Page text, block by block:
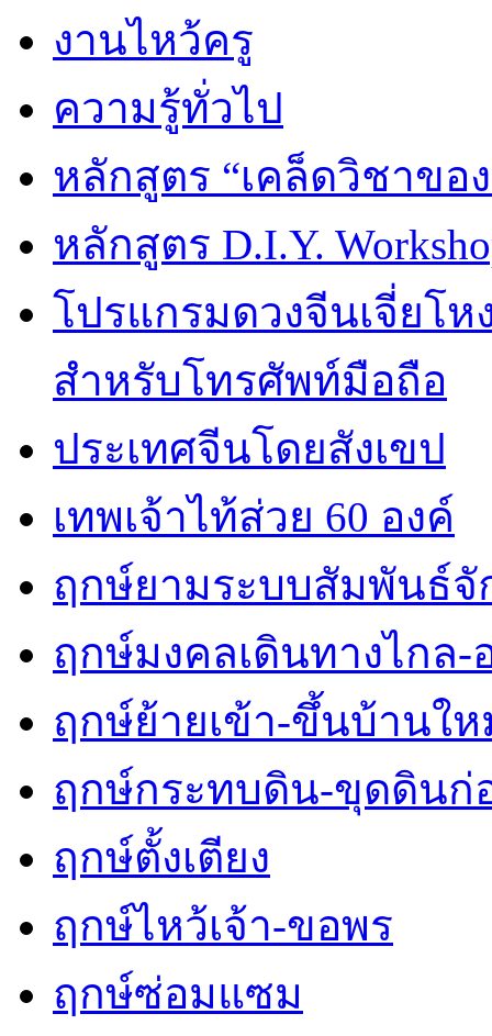
งานไหว้ครู
ความรู้ทั่วไป
หลักสูตร “เคล็ดวิชาขอ
หลักสูตร D.I.Y.
โปรแกรมดวงจีนเจี่ยโห
สำหรับโทรศัพท์มือถือ
ประเทศจีนโดยสังเขป
เทพเจ้าไท้ส่วย 60 องค์
ฤกษ์ยามระบบสัมพันธ์จั
ฤกษ์มงคลเดินทางไกล-
ฤกษ์ย้ายเข้า-ขึ้นบ้านใ
ฤกษ์กระทบดิน-ขุดดินก่
ฤกษ์ตั้งเตียง
ฤกษ์ไหว้เจ้า-ขอพร
ฤกษ์ซ่อมแซม